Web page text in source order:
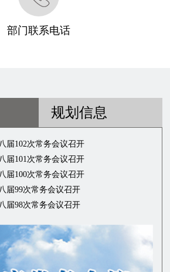
部门联系电话
规划信息
届102次常务会议召开
届101次常务会议召开
届100次常务会议召开
届99次常务会议召开
届98次常务会议召开